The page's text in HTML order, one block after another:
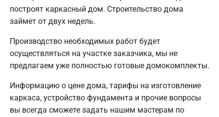
построят каркасный дом. Строительство дома
займет от двух недель.
Производство необходимых работ будет
осуществляться на участке заказчика, мы не
предлагаем уже полностью готовые домокомплекты.
Информацию о цене дома, тарифы на изготовление
каркаса, устройство фундамента и прочие вопросы
вы всегда сможете задать нашим мастерам по